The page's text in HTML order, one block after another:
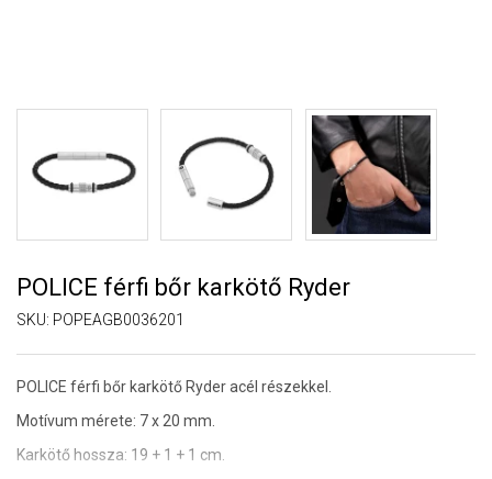
POLICE férfi bőr karkötő Ryder
SKU: POPEAGB0036201
POLICE férfi bőr karkötő Ryder acél részekkel.
Motívum mérete: 7 x 20 mm.
Karkötő hossza: 19 + 1 + 1 cm.